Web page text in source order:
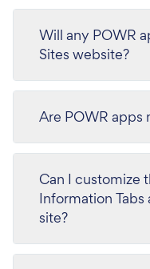
Will any POWR
Sites website?
Are POWR
Can I customize
Information
site?